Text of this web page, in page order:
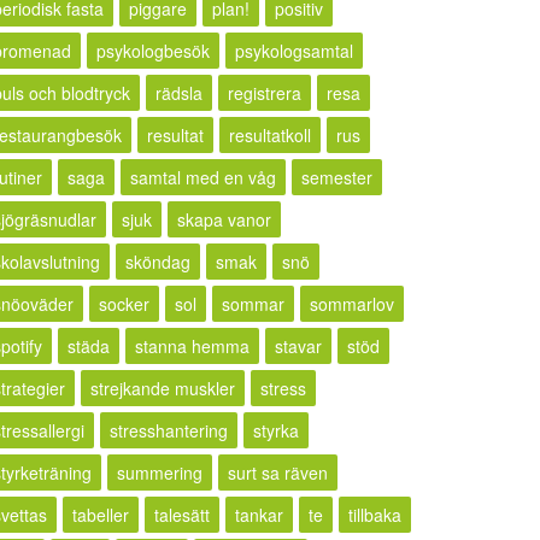
fasta
piggare plan!
positiv
psykologbesök
psykologsamtal
och blodtryck
rädsla registrera
resa
resultat resultatkoll
rus
saga samtal med en våg
semester
sjuk
skapa vanor
sköndag smak
snö
socker sol sommar
sommarlov
städa stanna hemma stavar
stöd
strejkande muskler
stress
stresshantering
styrka
summering
surt sa räven
tabeller talesätt tankar te
tillbaka